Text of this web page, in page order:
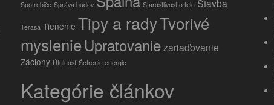
Spotrebiče Správa budov Starostlivosť o telo Stavba
Terasa Tienenie Tipy a radyTvorivé
myslenie Upratovaniezariaďovanie
Záclony Útulnosť Šetrenie energie
Kategórie článkov